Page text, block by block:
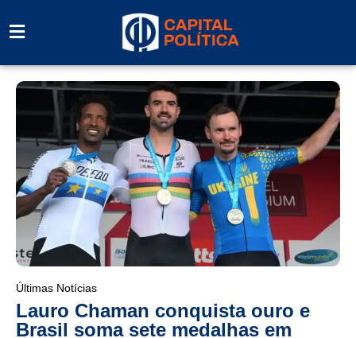
Últimas Notícias
Lauro Chaman conquista ouro e
Brasil soma sete medalhas em